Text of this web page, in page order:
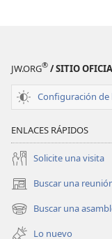
JW.ORG® / SITIO
Configuración de
ENLACES RÁPIDOS
Solicite una visita
Buscar una
(abre
una
nueva
ventana)
Buscar una
(abre
una Lo nuevo